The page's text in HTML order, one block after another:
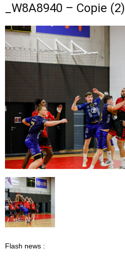
_W8A8940 – Copie (2)
Flash news :